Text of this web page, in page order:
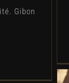
Gibon